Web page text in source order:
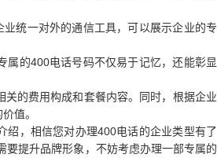
统一对外的通信工具，可以展示企业的专
属的400电话号码不仅易于记忆，还能彰显
的费用构成和套餐内容。同时，根据企业
值。
绍，相信您对办理400电话的企业类型有了
要提升品牌形象，不妨考虑办理一部专属的